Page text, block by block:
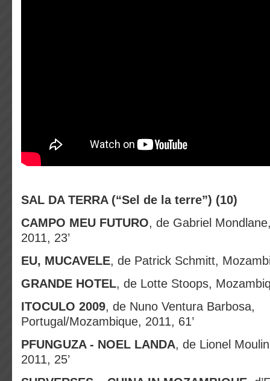
SAL DA TERRA (“Sel de la terre”) (10)
CAMPO MEU FUTURO, de Gabriel
2011, 23’
EU, MUCAVELE, de Patrick Schmitt,
GRANDE HOTEL, de Lotte Stoops,
ITOCULO 2009, de Nuno Ventura Barbosa,
Portugal/Mozambique, 2011, 61’
PFUNGUZA - NOEL LANDA, de Lionel
2011, 25’